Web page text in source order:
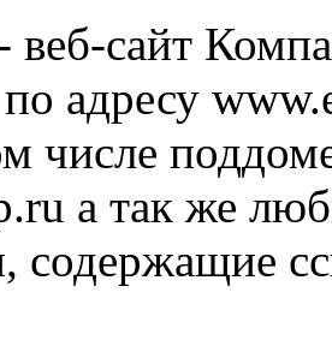
веб-сайт
адресу
числе
а так же
содержащие